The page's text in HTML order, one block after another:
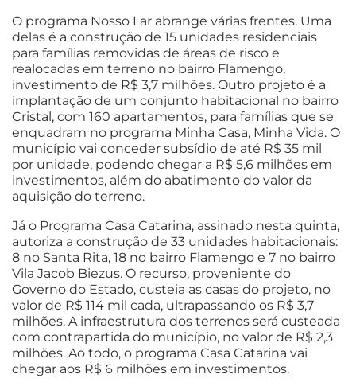
O programa Nosso Lar abrange várias frentes. Uma
delas é a construção de 15 unidades residenciais
para famílias removidas de áreas de risco e
realocadas em terreno no bairro Flamengo,
investimento de R$ 3,7 milhões. Outro projeto é a
implantação de um conjunto habitacional no bairro
Cristal, com 160 apartamentos, para famílias que se
enquadram no programa Minha Casa, Minha Vida. O
município vai conceder subsídio de até R$ 35 mil
por unidade, podendo chegar a R$ 5,6 milhões em
investimentos, além do abatimento do valor da
aquisição do terreno.
Já o Programa Casa Catarina, assinado nesta quinta,
autoriza a construção de 33 unidades habitacionais:
8 no Santa Rita, 18 no bairro Flamengo e 7 no bairro
Vila Jacob Biezus. O recurso, proveniente do
Governo do Estado, custeia as casas do projeto, no
valor de R$ 114 mil cada, ultrapassando os R$ 3,7
milhões. A infraestrutura dos terrenos será custeada
com contrapartida do município, no valor de R$ 2,3
milhões. Ao todo, o programa Casa Catarina vai
chegar aos R$ 6 milhões em investimentos.